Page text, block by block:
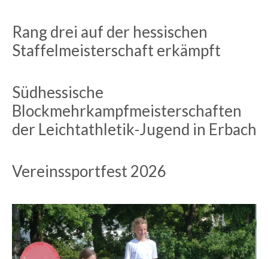
Rang drei auf der hessischen
Staffelmeisterschaft erkämpft
Südhessische
Blockmehrkampfmeisterschaften
der Leichtathletik-Jugend in Erbach
Vereinssportfest 2026